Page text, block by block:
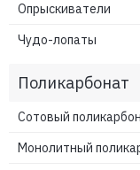
Опрыскиватели
Чудо-лопаты
Поликарбонат
Сотовый
Монолитный